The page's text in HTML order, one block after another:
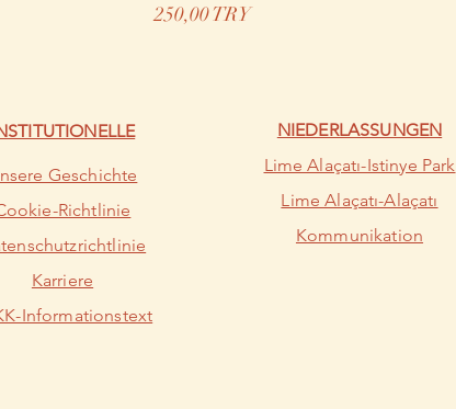
Preis
250,00 TRY
Geschichte
Richtlinie
Karriere
Informationstext
NIEDERLASSUNGEN
Lime Alaçatı-Istinye Park
Lime Alaçatı-Alaçatı
Kommunikation